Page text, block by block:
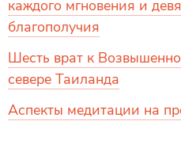
каждого мгновения и
благополучия
Шесть врат к
севере Таиланда
Аспекты медитации на